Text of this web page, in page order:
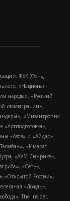
ФБК (Фонд
«Национал-
народа», «Русский
иммиграции»,
«Мизантропик
«Азов» и «Айдар».
«Имарат
«АУМ Синрике»,
«Сеть»,
«Открытой России»,
«Дождь»,
The Insider,